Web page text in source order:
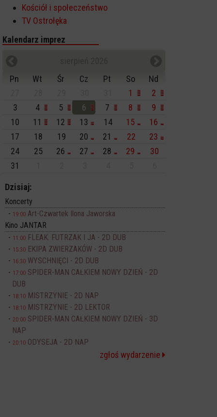
Kościół i społeczeństwo
TV Ostrołęka
Kalendarz imprez
Pn
Wt Śr Cz Pt So
Nd
1
2
3
4 5 6 7 8
9
10
11 12 13 14 15
16
17
18 19 20 21 22
23
24
25 26 27 28 29
30
31
Dzisiaj:
Koncerty
19:00 Art-Czwartek Ilona Jaworska
Kino JANTAR
11:00 FLEAK. FUTRZAK I JA - 2D DUB
15:30 EKIPA ZWIERZAKÓW - 2D DUB
16:30 WYSCHNIĘCI - 2D DUB
17:00 SPIDER-MAN CAŁKIEM NOWY DZIEŃ - 2D
DUB
18:10 MISTRZYNIE - 2D NAP
18:10 MISTRZYNIE - 2D LEKTOR
20:00 SPIDER-MAN CAŁKIEM NOWY DZIEŃ - 3D
NAP
20:10 ODYSEJA - 2D NAP
zgłoś wydarzenie